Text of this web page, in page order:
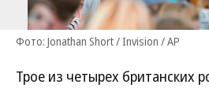
Фото: Jonathan Short / Invision / AP
Трое из четырех британских